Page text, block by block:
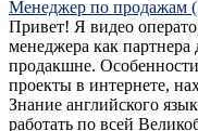
Менеджер по продажам (
Привет! Я видео
менеджера как
продакшне.
проекты в интернете,
Знание английского
работать по всей